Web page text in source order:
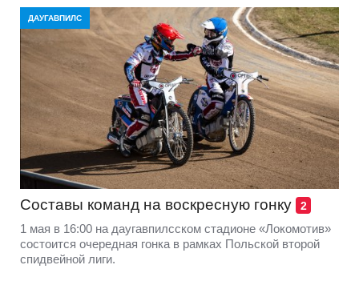
ДАУГАВПИЛС
Составы команд на воскресную гонку 2
1 мая в 16:00 на даугавпилсском стадионе «Локомотив»
состоится очередная гонка в рамках Польской второй
спидвейной лиги.